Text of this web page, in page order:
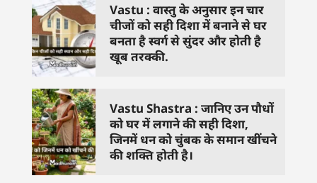
Vastu : वास्तु के अनुसार इन चार
चीजों को सही दिशा में बनाने से घर
बनता है स्वर्ग से सुंदर और होती है
खूब तरक्की.
Vastu Shastra : जानिए उन पौधों
को घर में लगाने की सही दिशा,
जिनमें धन को चुंबक के समान खींचने
की शक्ति होती है।